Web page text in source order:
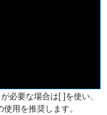
必要な場合は[ ]を使い、
用を推奨します。